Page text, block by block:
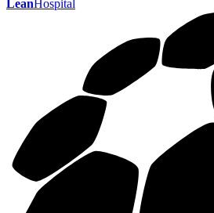
Lean Hospital